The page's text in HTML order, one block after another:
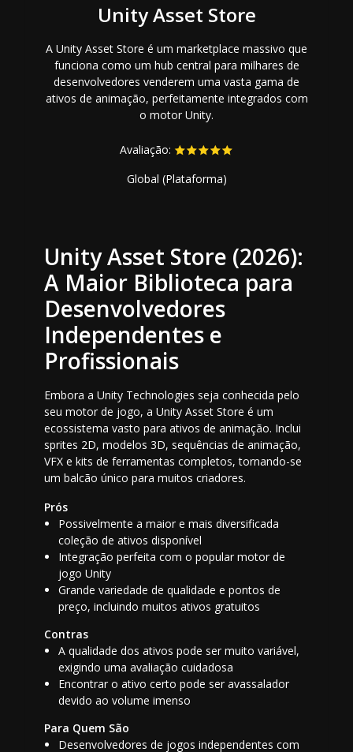
Unity Asset Store
A Unity Asset Store é um marketplace massivo que
funciona como um hub central para milhares de
desenvolvedores venderem uma vasta gama de
ativos de animação, perfeitamente integrados com
o motor Unity.
Avaliação:
Global (Plataforma)
Unity Asset Store (2026):
A Maior Biblioteca para
Desenvolvedores
Independentes e
Profissionais
Embora a Unity Technologies seja conhecida pelo
seu motor de jogo, a Unity Asset Store é um
ecossistema vasto para ativos de animação. Inclui
sprites 2D, modelos 3D, sequências de animação,
VFX e kits de ferramentas completos, tornando-se
um balcão único para muitos criadores.
Prós
Possivelmente a maior e mais diversificada
coleção de ativos disponível
Integração perfeita com o popular motor de
jogo Unity
Grande variedade de qualidade e pontos de
preço, incluindo muitos ativos gratuitos
Contras
A qualidade dos ativos pode ser muito variável,
exigindo uma avaliação cuidadosa
Encontrar o ativo certo pode ser avassalador
devido ao volume imenso
Para Quem São
Desenvolvedores de jogos independentes com